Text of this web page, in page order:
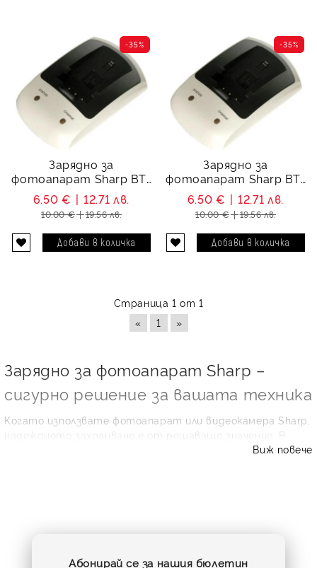
Зарядно за
фотоапарат Sharp BT-
L44
-35%
6.50 € 12.71 лв.
10.00 € 19.56 лв.
Зарядно за
фотоапарат Sharp BT-
L226U
-35%
6.50 € 12.71 лв.
10.00 € 19.56 лв.
Страница 1 от 1
«
1 »
Зарядно за фотоапарат Sharp –
сигурно решение за вашата техника
Когато използвате фотоапарат или видеокамера Sharp,
надеждното захранване е от решаващо значение. В
зарядно за фотоапарат
Виж повече
Абонирай се за нашия бюлетин